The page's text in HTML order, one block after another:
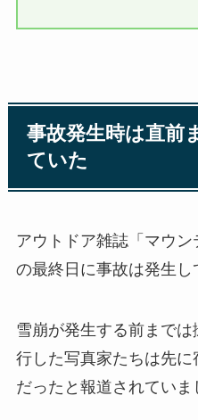
事故発生時は直前
ていた
アウトドア雑誌「マウ
の最終日に事故は発生し
雪崩が発生する前まで
行した写真家たちは先に
だったと報道されていま